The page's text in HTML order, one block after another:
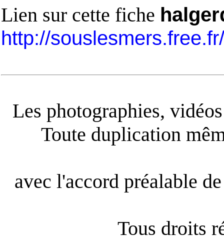
Lien sur cette fiche
http://
Les photographies,
Toute duplication
avec l'accord préalable
Tous droits